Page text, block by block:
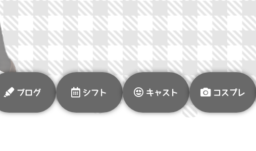
ブログ シフト キャスト コスプレ